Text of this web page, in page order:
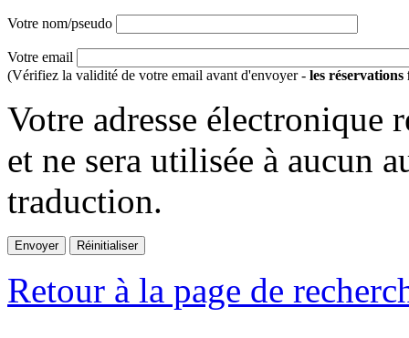
Votre nom/pseudo
Votre email
(Vérifiez la validité de votre email avant d'envoyer - les réservations
Votre adresse électronique
et ne sera utilisée à aucun
traduction.
Retour à la page de